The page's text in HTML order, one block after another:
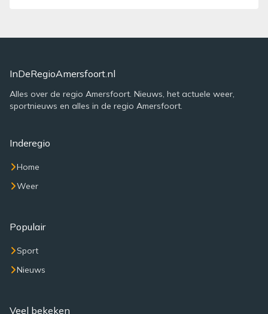
InDeRegioAmersfoort.nl
Alles over de regio Amersfoort. Nieuws, het actuele weer,
sportnieuws en alles in de regio Amersfoort.
Inderegio
Home
Weer
Populair
Sport
Nieuws
Veel bekeken